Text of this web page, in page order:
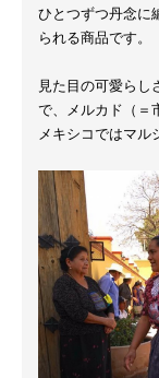
ひとつずつ丹念に
られる商品です。
見た目の可愛らし
で、メルカド（＝
メキシコではマル